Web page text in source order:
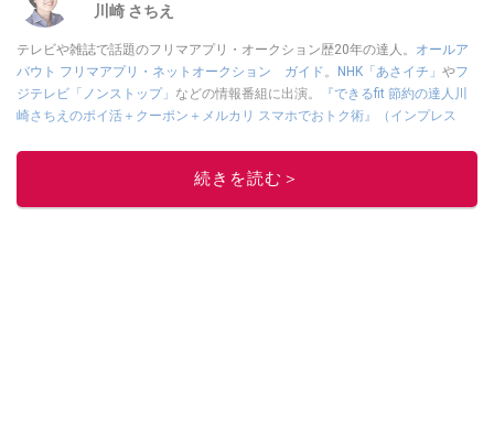
川崎 さちえ
テレビや雑誌で話題のフリマアプリ・オークション歴20年の達人。 オールア
バウト フリマアプリ・ネットオークション ガイド。 NHK「あさイチ」 やフ
ジテレビ「ノンストップ」 などの情報番組に出演。
『できるfit 節約の達人川
崎さちえのポイ活＋クーポン＋メルカリ スマホでおトク術』（インプレス
的に稼ぐ！』（翔泳社刊）
■経歴：2003年、夫が子育てをするために、突然会社を辞める。翌月からの
続きを読む＞